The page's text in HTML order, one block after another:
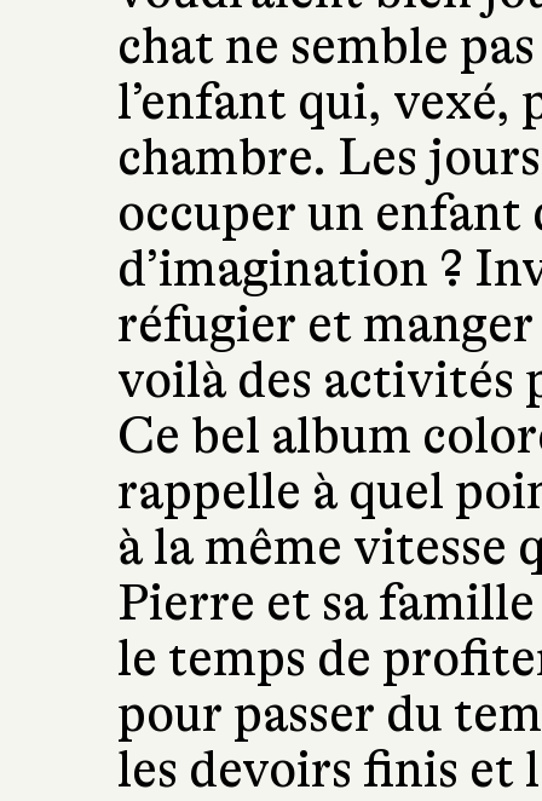
chat ne semble
l’enfant qui, vexé,
chambre. Les
occuper un enfant
d’imagination ?
réfugier et
voilà des activités
Ce bel album
rappelle à quel
à la même vitesse
Pierre et sa
le temps de
pour passer du
les devoirs finis et